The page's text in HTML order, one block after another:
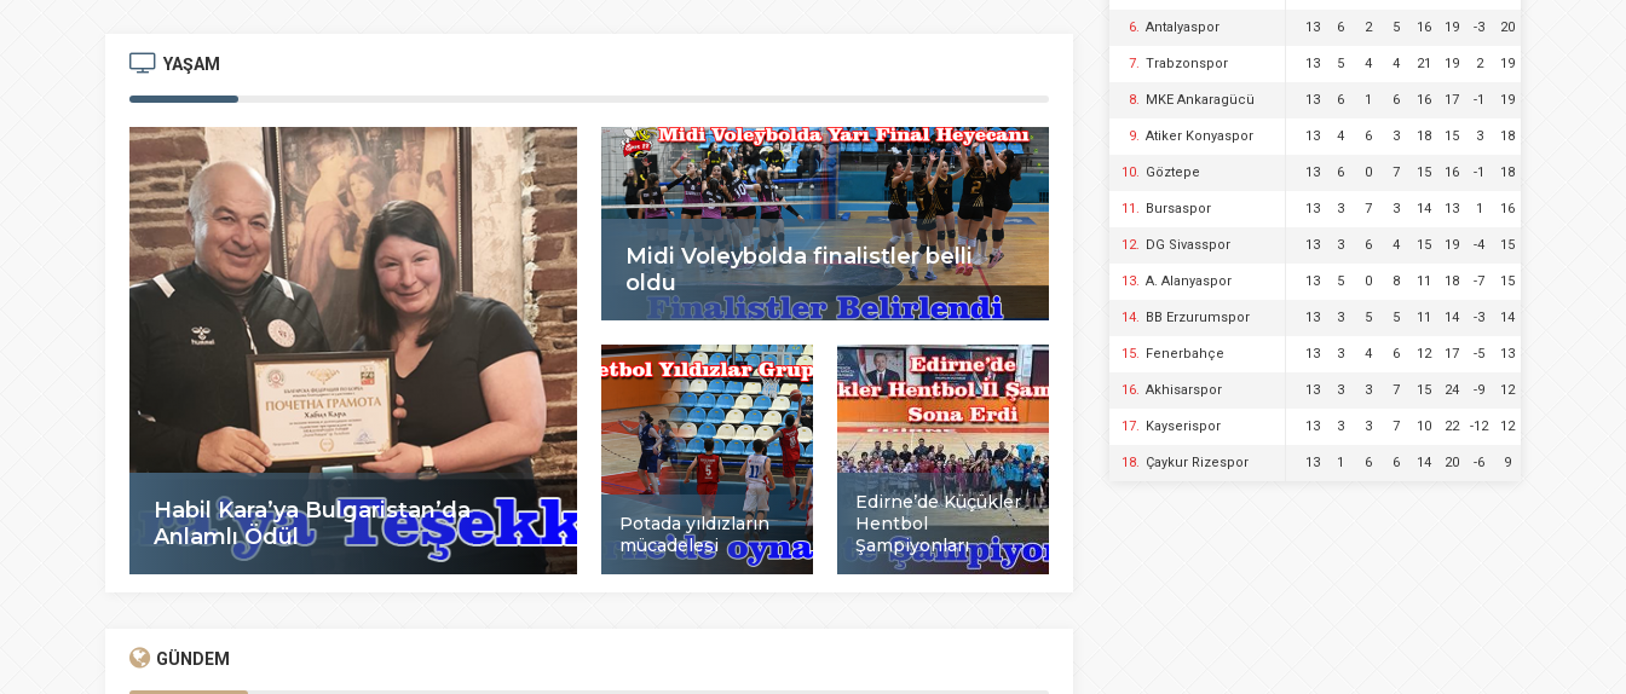
YAŞAM
Habil Kara’ya Bulgaristan’da
Anlamlı Ödül
Midi Voleybolda finalistler belli
oldu
Potada yıldızların
mücadelesi
Edirne’de Küçükler
Hentbol
Şampiyonları
GÜNDEM
6. Antalyaspor 13 6 2 5 16 19 -3 20
7. Trabzonspor 13 5 4 4 21 19 2 19
8. MKE Ankaragücü 13 6 1 6 16 17 -1 19
9. Atiker Konyaspor 13 4 6 3 18 15 3 18
10. Göztepe 13 6 0 7 15 16 -1 18
11. Bursaspor 13 3 7 3 14 13 1 16
12. DG Sivasspor 13 3 6 4 15 19 -4 15
13. A. Alanyaspor 13 5 0 8 11 18 -7 15
14. BB Erzurumspor 13 3 5 5 11 14 -3 14
15. Fenerbahçe 13 3 4 6 12 17 -5 13
16. Akhisarspor 13 3 3 7 15 24 -9 12
17. Kayserispor 13 3 3 7 10 22 -12 12
18. Çaykur Rizespor 13 1 6 6 14 20 -6 9